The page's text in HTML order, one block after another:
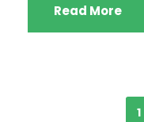
Read More
1